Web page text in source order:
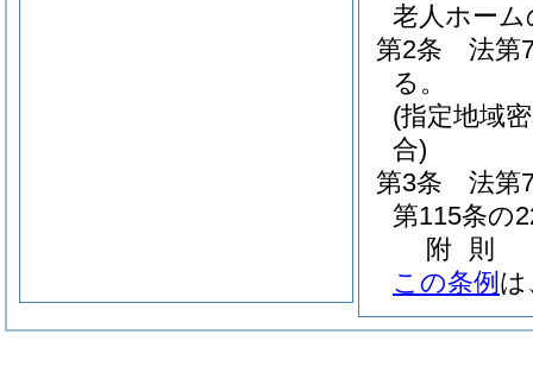
老人ホー
第2条
法第
る。
(指定地域
合)
第3条
法第
第115条の
附 則
この条例 は